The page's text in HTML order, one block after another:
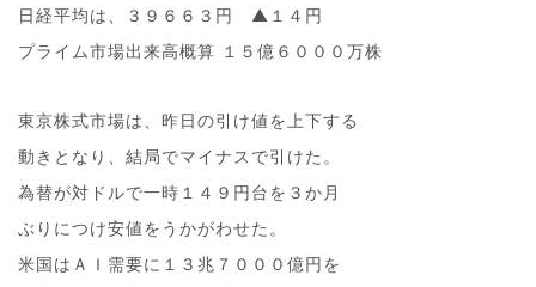
日経平均は、３９６６３円 ▲１４円
プライム市場出来高概算 １５億６０００万株
東京株式市場は、昨日の引け値を上下する
動きとなり、結局でマイナスで引けた。
為替が対ドルで一時１４９円台を３か月
ぶりにつけ安値をうかがわせた。
米国はＡＩ需要に１３兆７０００億円を